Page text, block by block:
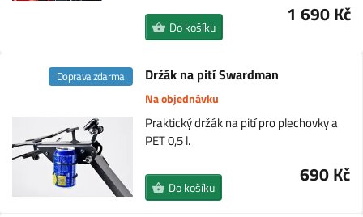
1 690 Kč
Do košíku
Držák na pití Swardman
Doprava zdarma
Na objednávku
Praktický držák na pití pro plechovky a
PET 0,5 l.
690 Kč
Do košíku